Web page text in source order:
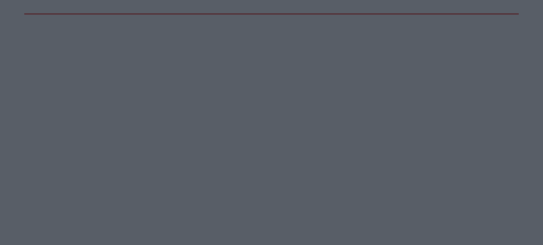
Ένταση στο κοινοβούλιο του Κοσόβου: Επίθεση με αυγά